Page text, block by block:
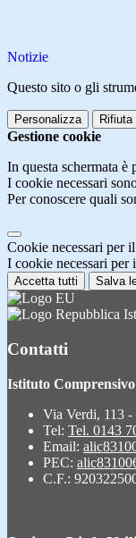
Notizie
Questo sito o gli
Personalizza Rifiuta
Gestione cookie
In questa schermata è
I cookie necessari
Per conoscere quali
Cookie necessari per
I cookie necessari per
Accetta tutti Salva
Contatti
Istituto
Via Verdi, 113
Tel: Tel. 0143
Email:
PEC:
C.F.: